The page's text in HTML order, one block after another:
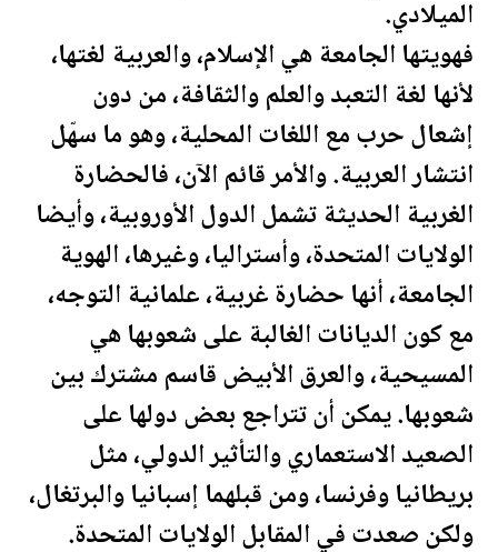
الميلادي.
فهويتها الجامعة هي الإسلام، والعربية لغتها،
لأنها لغة التعبد والعلم والثقافة، من دون
إشعال حرب مع اللغات المحلية، وهو ما سهّل
انتشار العربية. والأمر قائم الآن، فالحضارة
الغربيةالحديثةتشمل الدول الأوروبية، وأيضا
الولايات المتحدة، وأستراليا، وغيرها، الهوية
الجامعة، أنها حضارة غربية، علمانية التوجه،
مع كون الديانات الغالبة على شعوبها هي
المسيحية، والعرق الأبيض قاسم مشترك بين
شعوبها. يمكن أن تتراجع بعض دولها على
الصعيد الاستعماري والتأثير الدولي، مثل
بريطانيا وفرنسا، ومن قبلهما إسبانيا والبرتغال،
ولكن صعدت في المقابلالولايات المتحدة.